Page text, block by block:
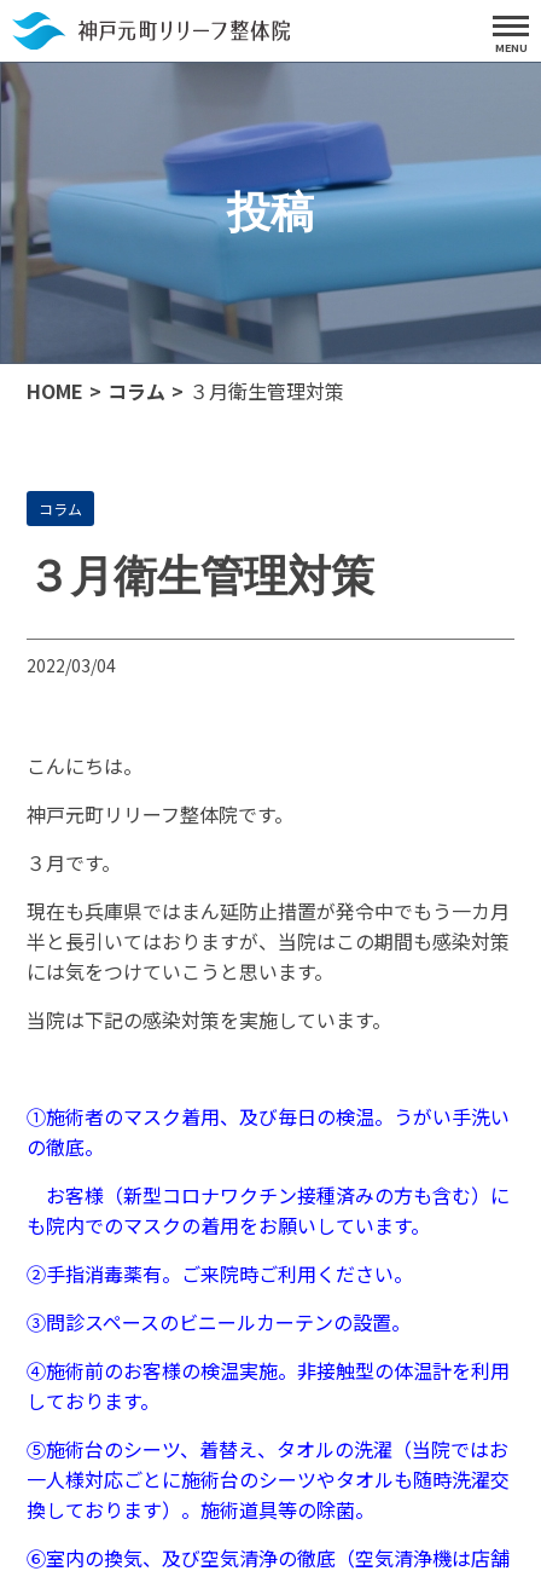
投稿
HOME コラム ３月衛生管理対策
コラム
３月衛生管理対策
2022/03/04
こんにちは。
神戸元町リリーフ整体院です。
３月です。
現在も兵庫県ではまん延防止措置が発令中でもう一カ月
半と長引いてはおりますが、当院はこの期間も感染対策
には気をつけていこうと思います。
当院は下記の感染対策を実施しています。
①施術者のマスク着用、及び毎日の検温。うがい手洗い
の徹底。
お客様 （新型コロナワクチン接種済みの方も含む）に
も院内でのマスクの着用をお願いしています。
②手指消毒薬有。ご来院時ご利用ください。
③問診スペースのビニールカーテンの設置。
④施術前のお客様の検温実施。非接触型の体温計を利用
しております。
⑤施術台のシーツ、着替え、タオルの洗濯（当院ではお
一人様対応ごとに施術台のシーツやタオルも随時洗濯交
換しております）。施術道具等の除菌。
⑥室内の換気、及び空気清浄の徹底（空気清浄機は店舗